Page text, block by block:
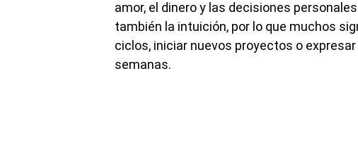
amor, el dinero y las decisiones
también la intuición, por lo que muchos
ciclos, iniciar nuevos proyectos o
semanas.